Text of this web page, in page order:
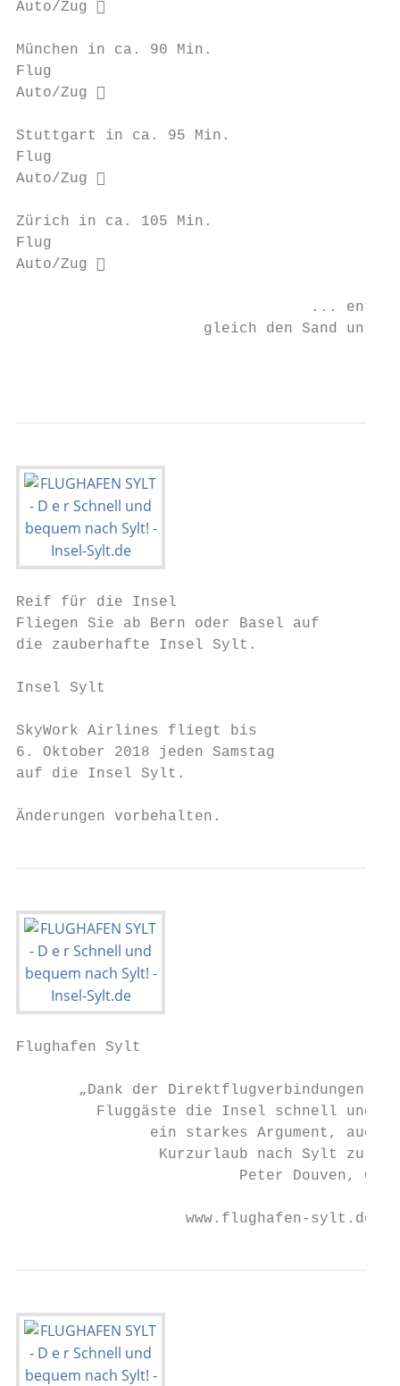
Auto/Zug 
München in ca. 90 Min.
Flug
Auto/Zug 
Stuttgart in ca. 95 Min.
Flug
Auto/Zug 
Zürich in ca. 105 Min.
Flug
Auto/Zug 
...
gleich den Sand unter
Reif für die Insel
Fliegen Sie ab Bern oder Basel auf
die zauberhafte Insel Sylt.
Insel Sylt
SkyWork Airlines fliegt bis
6. Oktober 2018 jeden Samstag
auf die Insel Sylt.
Änderungen vorbehalten.
Flughafen Sylt
„Dank der Direktflugverbindungen
Fluggäste die Insel schnell und
ein starkes Argument, auch
Kurzurlaub nach Sylt zu
Peter Douven,
www.flughafen-sylt.de